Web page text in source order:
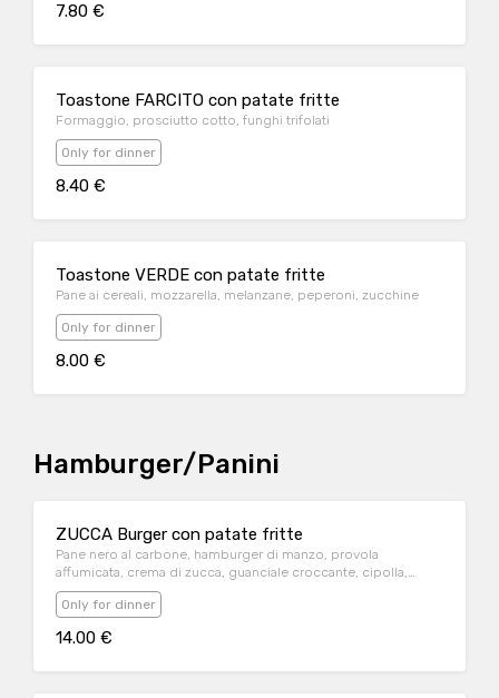
7.80 €
Toastone FARCITO con patate fritte
Formaggio, prosciutto cotto, funghi trifolati
Only for dinner
8.40 €
Toastone VERDE con patate fritte
Pane ai cereali, mozzarella, melanzane, peperoni, zucchine
Only for dinner
8.00 €
Hamburger/Panini
ZUCCA Burger con patate fritte
Pane nero al carbone, hamburger di manzo, provola
affumicata, crema di zucca, guanciale croccante, cipolla,
radicchio e glassa al balsamico
Only for dinner
14.00 €